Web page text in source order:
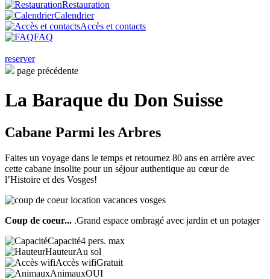
Restauration
Calendrier
Accès et contacts
FAQ
reserver
page précédente
La Baraque du Don Suisse
Cabane Parmi les Arbres
Faites un voyage dans le temps et retournez 80 ans en arrière avec
cette cabane insolite pour un séjour authentique au cœur de
l’Histoire et des Vosges!
Coup de coeur... .Grand espace ombragé avec jardin et un potager
Capacité4 pers. max
HauteurAu sol
Accès wifiGratuit
AnimauxOUI